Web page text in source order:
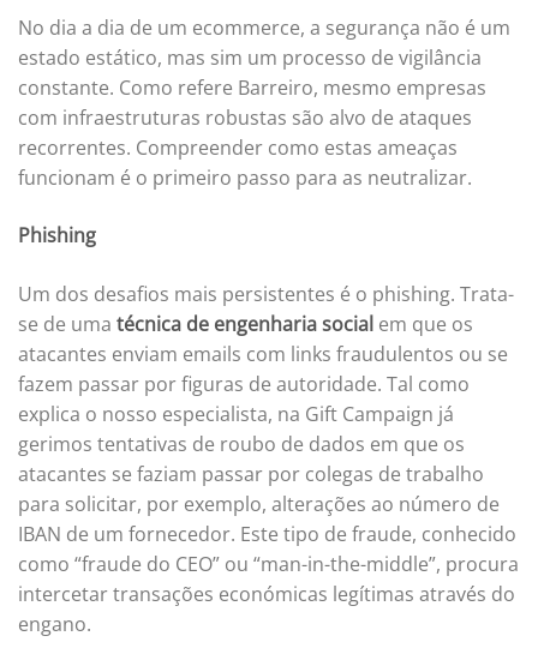
No dia a dia de um ecommerce, a segurança não é um
estado estático, mas sim um processo de vigilância
constante. Como refere Barreiro, mesmo empresas
com infraestruturas robustas são alvo de ataques
recorrentes. Compreender como estas ameaças
funcionam é o primeiro passo para as neutralizar.
Phishing
Um dos desafios mais persistentes é o phishing. Trata-
se de uma técnica de engenharia social em que os
atacantes enviam emails com links fraudulentos ou se
fazem passar por figuras de autoridade. Tal como
explica o nosso especialista, na Gift Campaign já
gerimos tentativas de roubo de dados em que os
atacantes se faziam passar por colegas de trabalho
para solicitar, por exemplo, alterações ao número de
IBAN de um fornecedor. Este tipo de fraude, conhecido
como “fraude do CEO” ou “man-in-the-middle”, procura
intercetar transações económicas legítimas através do
engano.